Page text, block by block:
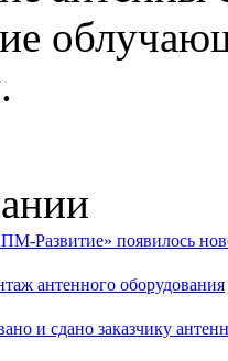
появилось
антенного оборудования
и сдано заказчику